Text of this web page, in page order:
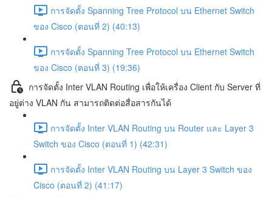
การจัดตั้ง Spanning Tree Protocol บน Ethernet Switch
ของ Cisco (ตอนที่ 2) (40:13)
การจัดตั้ง Spanning Tree Protocol บน Ethernet Switch
ของ Cisco (ตอนที่ 3) (19:36)
การจัดตั้ง Inter VLAN Routing เพื่อให้เครื่อง Client กับ Server ที่
อยู่ต่าง VLAN กัน สามารถติดต่อสื่อสารกันได้
การจัดตั้ง Inter VLAN Routing บน Router และ Layer 3
Switch ของ Cisco (ตอนที่ 1) (42:31)
การจัดตั้ง Inter VLAN Routing บน Layer 3 Switch ของ
Cisco (ตอนที่ 2) (41:17)